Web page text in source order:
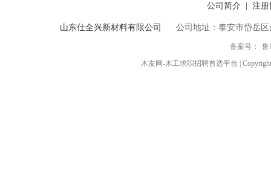
公司简介 注册
山东仕全兴新材料有限公司 公司地址：泰安市岱岳
备案号：
鲁
木友网-木工求职招聘首选平台 |